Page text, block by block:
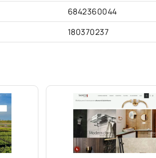
6842360044
180370237